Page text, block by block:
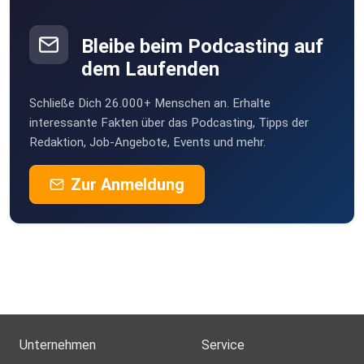
Bremen
Turkan
Göttingen
KaeptnBlaubaer99
Stuttgart
vy00ha7d
Mexkey
Bleibe beim Podcasting auf
dem Laufenden
Schließe Dich 26.000+ Menschen an. Erhalte
interessante Fakten über das Podcasting, Tipps der
Redaktion, Job-Angebote, Events und mehr.
Zur Anmeldung
Unternehmen Service